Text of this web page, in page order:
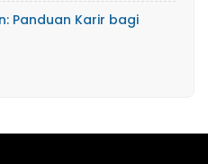
Panduan Karir bagi